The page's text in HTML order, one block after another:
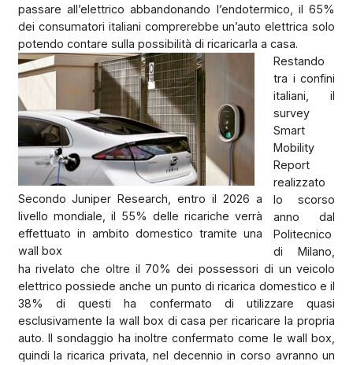
passare all’elettrico abbandonando l’endotermico, il 65%
dei consumatori italiani comprerebbe un’auto elettrica solo
potendo contare sulla possibilità di ricaricarla a casa.
Secondo Juniper Research, entro il 2026 a
livello mondiale, il 55% delle ricariche verrà
effettuato in ambito domestico tramite una
wall box
Restando
tra i confini
italiani, il
survey
Smart
Mobility
Report
realizzato
lo scorso
anno dal
Politecnico
di Milano,
ha rivelato che oltre il 70% dei possessori di un veicolo
elettrico possiede anche un punto di ricarica domestico e il
38% di questi ha confermato di utilizzare quasi
esclusivamente la wall box di casa per ricaricare la propria
auto. Il sondaggio ha inoltre confermato come le wall box,
quindi la ricarica privata, nel decennio in corso avranno un